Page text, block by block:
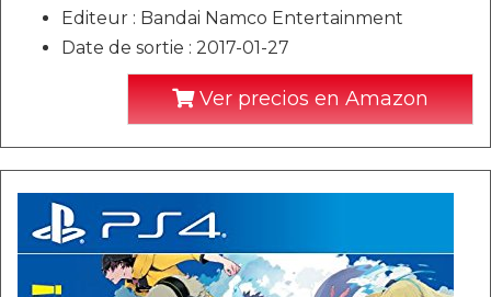
Editeur : Bandai Namco Entertainment
Date de sortie : 2017-01-27
Ver precios en Amazon